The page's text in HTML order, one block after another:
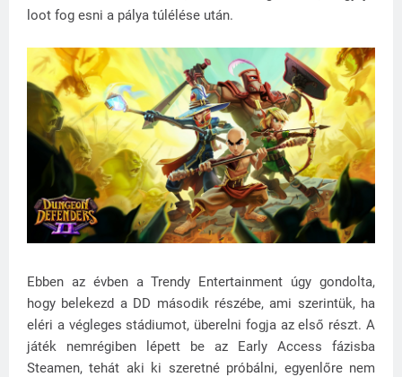
loot fog esni a pálya túlélése után.
Ebben az évben a Trendy Entertainment úgy gondolta,
hogy belekezd a DD második részébe, ami szerintük, ha
eléri a végleges stádiumot, überelni fogja az első részt. A
játék nemrégiben lépett be az Early Access fázisba
Steamen, tehát aki ki szeretné próbálni, egyenlőre nem